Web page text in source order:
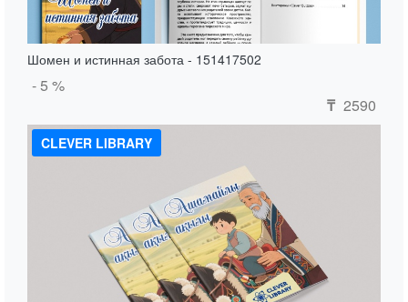
Шомен и истинная забота - 151417502
- 5 %
₸ 2590
CLEVER LIBRARY